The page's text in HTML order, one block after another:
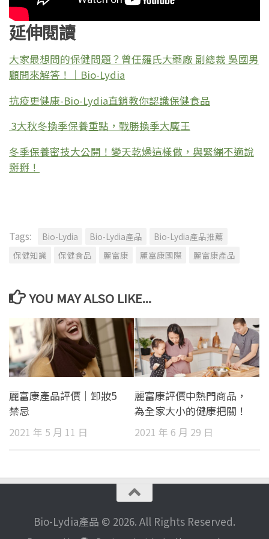
延伸閱讀
大家最想問的保健問題？曾任羅氏大藥廠 副總裁 吳國男
顧問來解答！｜Bio-Lydia
抗疫更健康-Bio-Lydia直銷教你認識保健食品
3大秋冬換季保養重點，戰勝換季大魔王
冬季保養密技大公開！變天乾燥這樣做，與緊繃不適說
掰掰！
Tags: Bio-Lydia Bio-Lydia產品
Bio-Lydia產品推薦
保健知識
保健食品 麗富康 麗富康國際 麗富康產品
YOU MAY ALSO LIKE...
麗富康產品評價｜卸妝5
禁忌
2021 年 5 月 11 日
麗富康評價中熱門商品，
為全家大小的健康把關！
2021 年 6 月 29 日
Bio-Lydia產品 © 2026. All Rights Reserved.